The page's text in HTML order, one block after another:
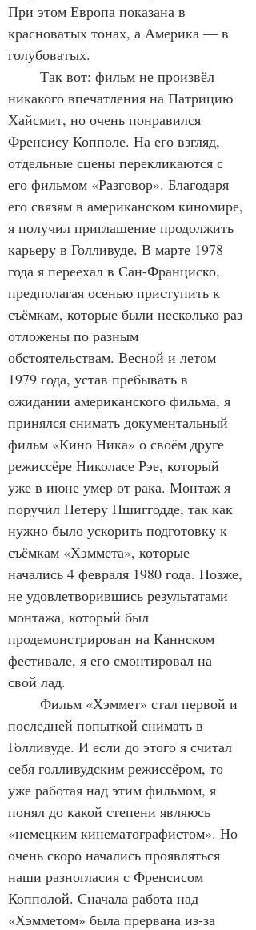
При этом Европа показана в
красноватых тонах, а Америка — в
голубоватых.
никакого впечатления на Патрицию
Хайсмит, но очень понравился
Френсису Копполе. На его взгляд,
отдельные сцены перекликаются с
его фильмом «Разговор». Благодаря
его связям в американском киномире,
я получил приглашение продолжить
карьеру в Голливуде. В марте 1978
года я переехал в Сан-Франциско,
предполагая осенью приступить к
съёмкам, которые были несколько раз
отложены по разным
обстоятельствам. Весной и летом
1979 года, устав пребывать в
ожидании американского фильма, я
принялся снимать документальный
фильм «Кино Ника» о своём друге
режиссёре Николасе Рэе, который
уже в июне умер от рака. Монтаж я
поручил Петеру Пшиггодде, так как
нужно было ускорить подготовку к
съёмкам «Хэммета», которые
начались 4 февраля 1980 года. Позже,
не удовлетворившись результатами
монтажа, который был
продемонстрирован на Каннском
фестивале, я его смонтировал на
свой лад.
последней попыткой снимать в
Голливуде. И если до этого я считал
себя голливудским режиссёром, то
уже работая над этим фильмом, я
понял до какой степени являюсь
«немецким кинематографистом». Но
очень скоро начались проявляться
наши разногласия с Френсисом
Копполой. Сначала работа над
«Хэмметом» была прервана из-за